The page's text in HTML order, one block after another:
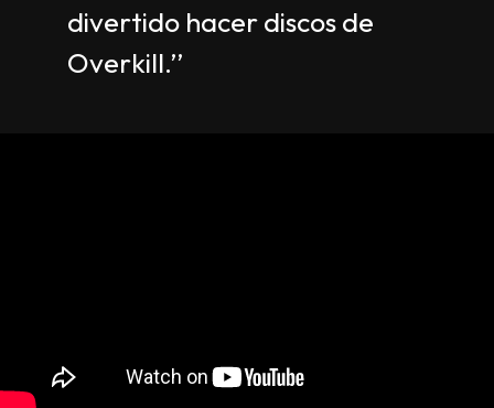
divertido hacer discos de
Overkill.’’